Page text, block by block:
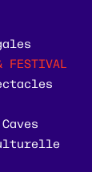
FESTIVAL